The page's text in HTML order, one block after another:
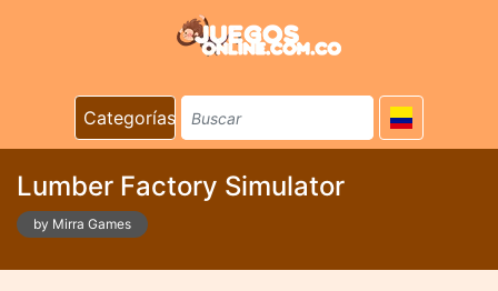
Categorías
Lumber Factory Simulator
by Mirra Games